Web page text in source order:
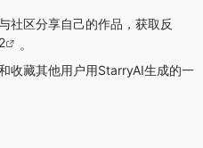
社区分享自己的作品，获取反
2
。
收藏其他用户用StarryAI生成的一